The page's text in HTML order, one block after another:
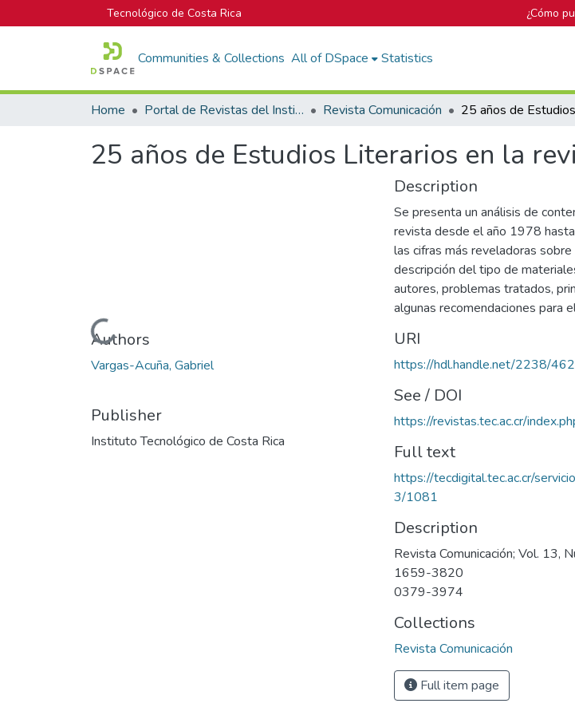
Tecnológico de Costa Rica ¿Cómo
Communities & Collections All of DSpace Statistics
Home Portal de Revistas del Instituto Tecnológico de Costa Rica Revista Comunicación
25 años de Estudios Literarios en la
Loading...
Authors
Vargas-Acuña, Gabriel
Publisher
Instituto Tecnológico de Costa Rica
Description
Se presenta un análisis de
revista desde el año 1978
las cifras más reveladoras
descripción del tipo de
autores, problemas tratados,
algunas recomendaciones para
URI
https://hdl.handle.net/2238/
See / DOI
https://revistas.tec.ac.cr/
Full text
https://tecdigital.tec.ac.cr/
3/1081
Description
Revista Comunicación; Vol. 13,
1659-3820
0379-3974
Collections
Revista Comunicación
Full item page